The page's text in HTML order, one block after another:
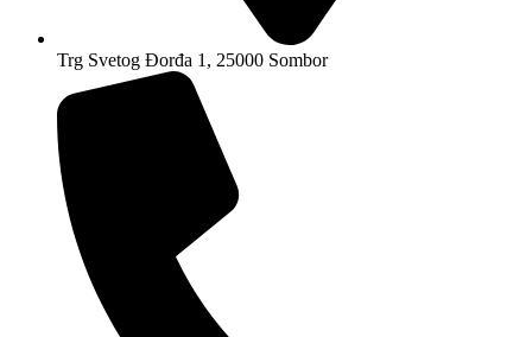
Trg Svetog Đorđa 1, 25000 Sombor